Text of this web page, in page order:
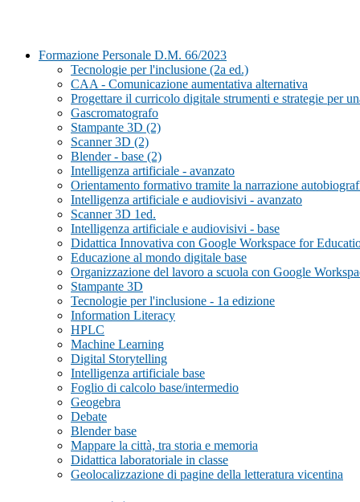
Formazione Personale D.M. 66/2023
Tecnologie per l'inclusione (2a ed.)
CAA - Comunicazione aumentativa alternativa
Progettare il curricolo digitale strumenti e strategie per
Gascromatografo
Stampante 3D (2)
Scanner 3D (2)
Blender - base (2)
Intelligenza artificiale - avanzato
Orientamento formativo tramite la narrazione
Intelligenza artificiale e audiovisivi - avanzato
Scanner 3D 1ed.
Intelligenza artificiale e audiovisivi - base
Didattica Innovativa con Google Workspace for
Educazione al mondo digitale base
Organizzazione del lavoro a scuola con Google
Stampante 3D
Tecnologie per l'inclusione - 1a edizione
Information Literacy
HPLC
Machine Learning
Digital Storytelling
Intelligenza artificiale base
Foglio di calcolo base/intermedio
Geogebra
Debate
Blender base
Mappare la città, tra storia e memoria
Didattica laboratoriale in classe
Geolocalizzazione di pagine della letteratura vicentina